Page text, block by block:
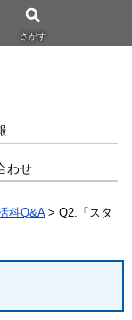
さがす
わせ
科Q&A> Q2.「スタ